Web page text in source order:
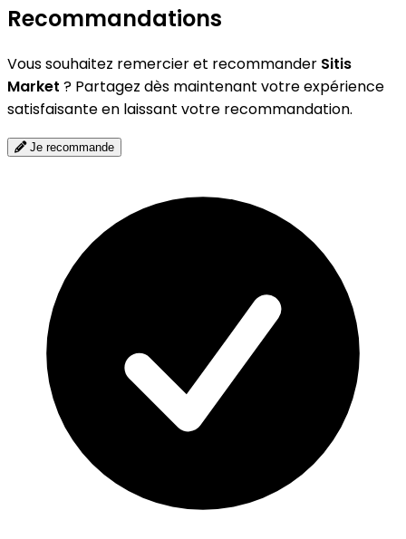
Recommandations
Vous souhaitez remercier et recommander Sitis
Market ? Partagez dès maintenant votre expérience
satisfaisante en laissant votre recommandation.
Je recommande